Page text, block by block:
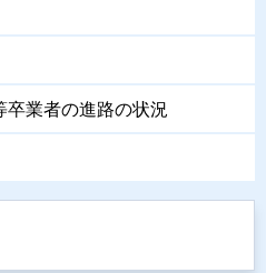
卒業者の進路の状況